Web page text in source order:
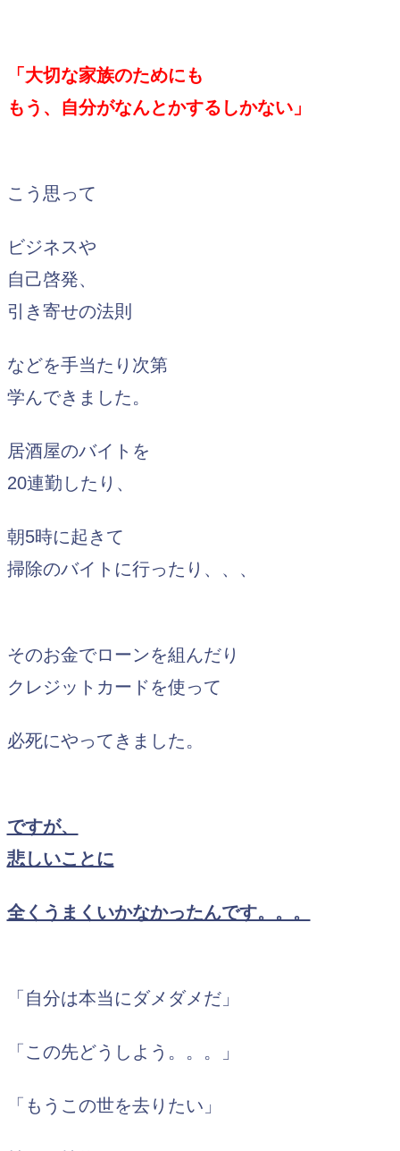
「大切な家族のためにも
もう、自分がなんとかするしかない」
こう思って
ビジネスや
自己啓発、
引き寄せの法則
などを手当たり次第
学んできました。
居酒屋のバイトを
20連勤したり、
朝5時に起きて
掃除のバイトに行ったり、、、
そのお金でローンを組んだり
クレジットカードを使って
必死にやってきました。
ですが、
悲しいことに
全くうまくいかなかったんです。。。
「自分は本当にダメダメだ」
「この先どうしよう。。。」
「もうこの世を去りたい」